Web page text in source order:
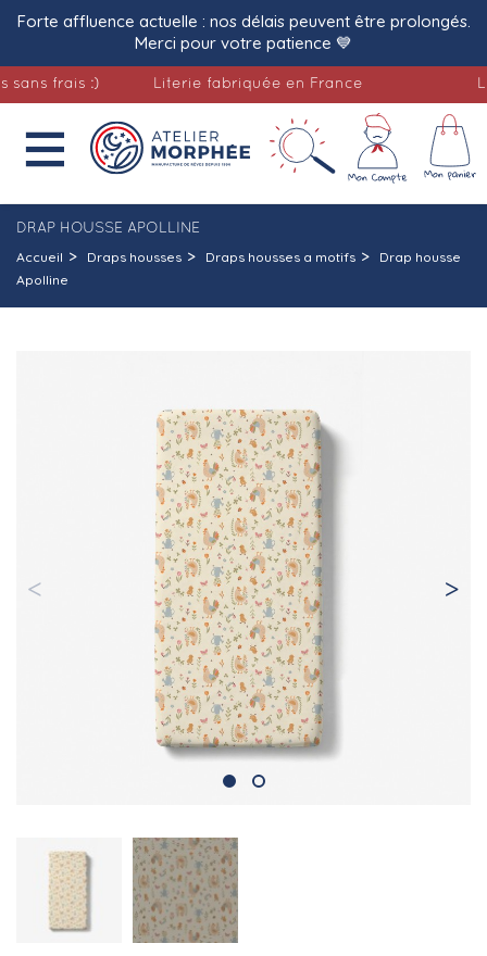
Forte affluence actuelle : nos délais peuvent être prolongés.
Merci pour votre patience 💙
frais :) Literie fabriquée en France

DRAP HOUSSE APOLLINE
Accueil Draps housses Draps housses a motifs
Drap housse
Apolline